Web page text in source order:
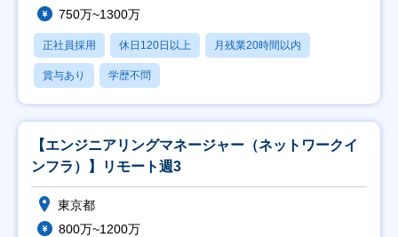
750万~1300万
正社員採用 休日120日以上 月残業20時間以内
賞与あり 学歴不問
【エンジニアリングマネージャー（ネットワークイ
ンフラ）】リモート週3
東京都
800万~1200万